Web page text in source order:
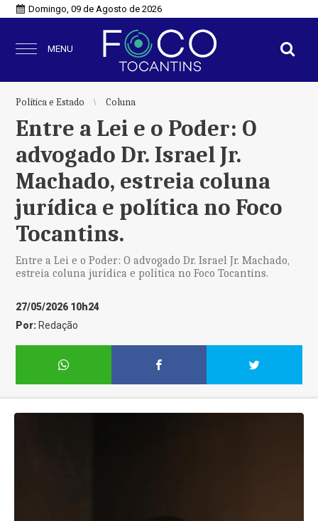
Domingo, 09 de Agosto de 2026
MENU
Política e Estado Coluna
Entre a Lei e o Poder: O
advogado Dr. Israel Jr.
Machado, estreia coluna
jurídica e política no Foco
Tocantins.
Entre a Lei e o Poder: O advogado Dr. Israel Jr. Machado,
estreia coluna jurídica e política no Foco Tocantins.
27/05/2026 10h24
Por: Redação